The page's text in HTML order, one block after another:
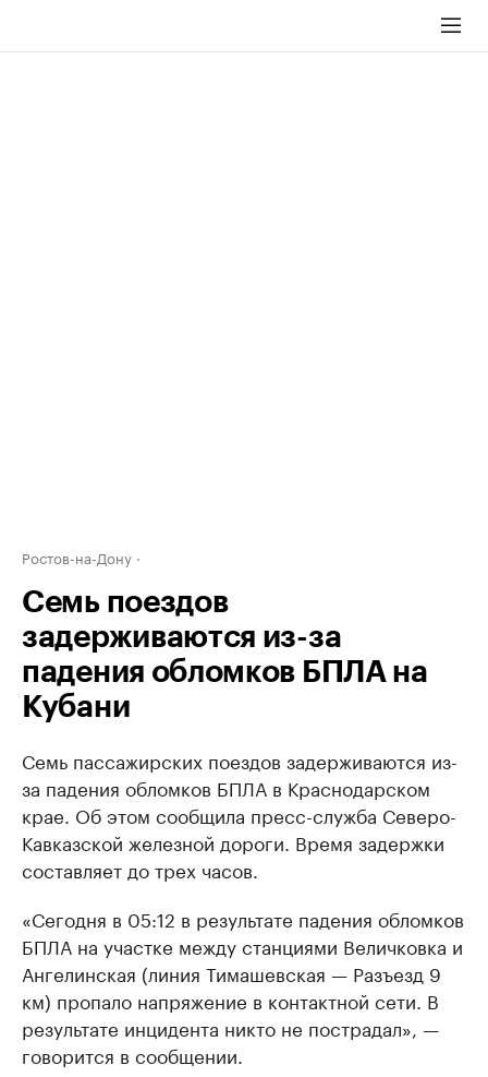
Ростов-на-Дону
Семь поездов
задерживаются из-за
падения обломков БПЛА на
Кубани
Семь пассажирских поездов задерживаются из-
за падения обломков БПЛА в Краснодарском
крае. Об этом сообщила пресс-служба Северо-
Кавказской железной дороги. Время задержки
составляет до трех часов.
«Сегодня в 05:12 в результате падения обломков
БПЛА на участке между станциями Величковка и
Ангелинская (линия Тимашевская — Разъезд 9
км) пропало напряжение в контактной сети. В
результате инцидента никто не пострадал», —
говорится в сообщении.